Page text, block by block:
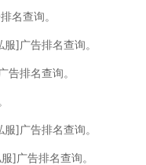
查询。
]广告排名查询。
排名查询。
]广告排名查询。
广告排名查询。